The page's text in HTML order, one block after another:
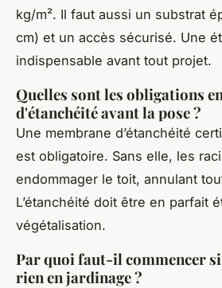
kg/m². Il faut aussi un substrat
cm) et un accès sécurisé. Une
indispensable avant tout projet.
Quelles sont les obligations
d'étanchéité avant la pose ?
Une membrane d’étanchéité
est obligatoire. Sans elle, les
endommager le toit, annulant
L’étanchéité doit être en parfait
végétalisation.
Par quoi faut-il commencer
rien en jardinage ?